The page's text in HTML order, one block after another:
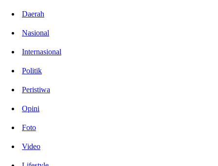
Daerah
Nasional
Internasional
Politik
Peristiwa
Opini
Foto
Video